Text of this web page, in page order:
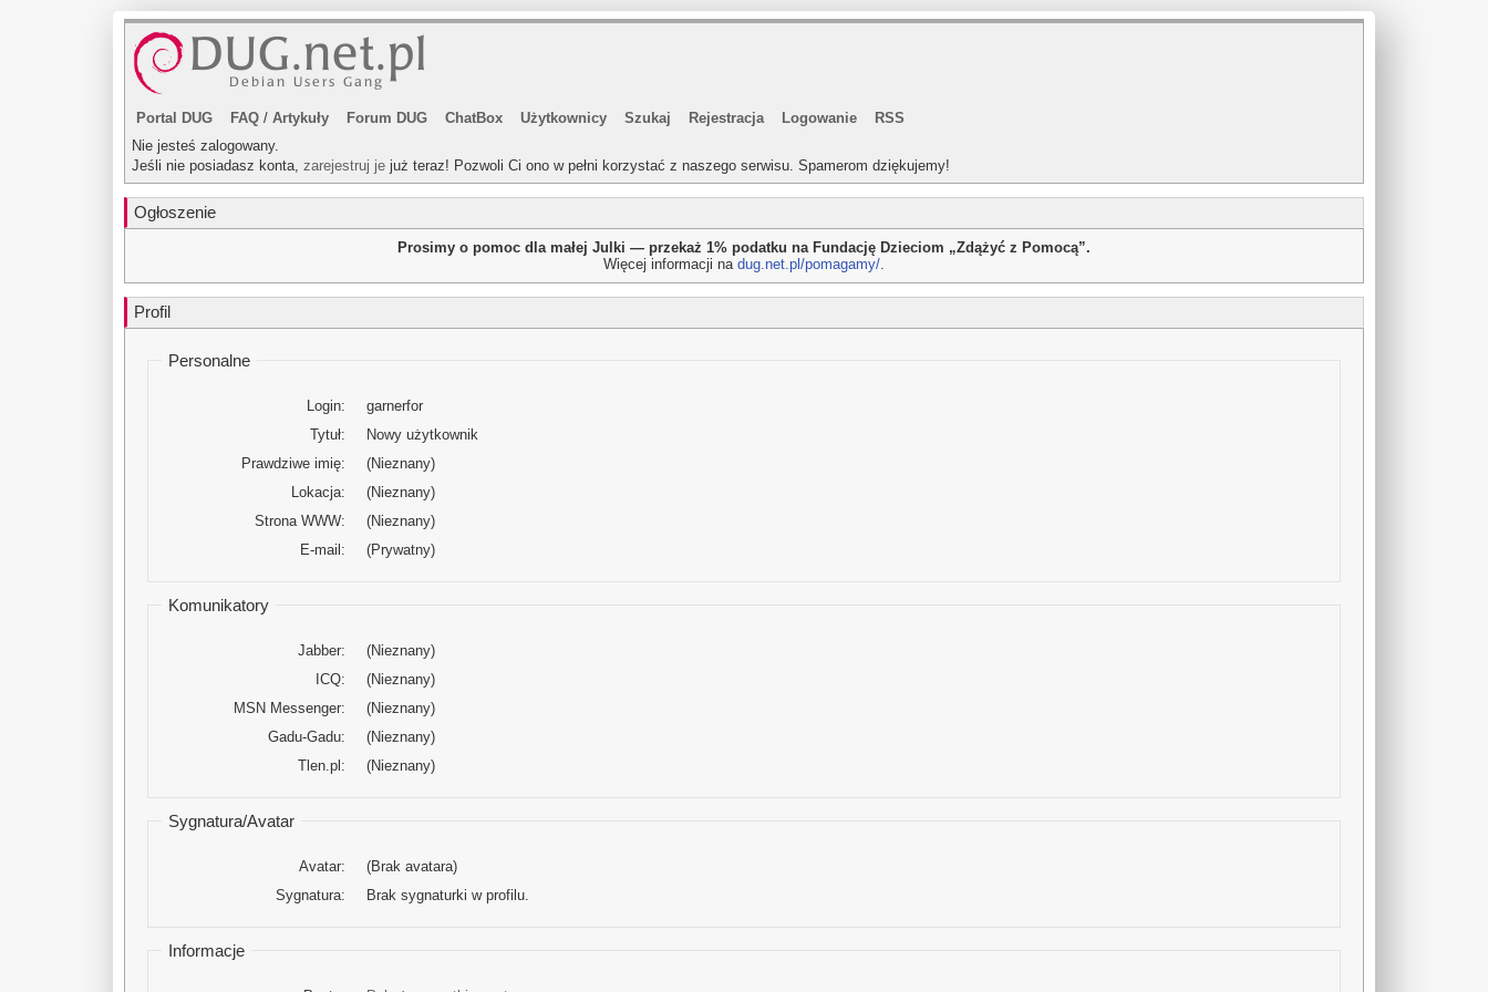
Portal DUG FAQ / Artykuły Forum DUG ChatBox Użytkownicy Szukaj Rejestracja Logowanie
RSS
Nie jesteś zalogowany.
Jeśli nie posiadasz konta, zarejestruj je już teraz! Pozwoli Ci ono w pełni korzystać z naszego serwisu. Spamerom dziękujemy!
Ogłoszenie
Prosimy o pomoc dla małej Julki — przekaż 1% podatku na Fundację Dzieciom „Zdążyć z Pomocą”.
Więcej informacji na dug.net.pl/pomagamy/.
Profil
Personalne
Login:
garnerfor
Tytuł:
Nowy użytkownik
Prawdziwe imię:
(Nieznany)
Lokacja:
(Nieznany)
Strona WWW:
(Nieznany)
E-mail:
(Prywatny)
Komunikatory
Jabber:
(Nieznany)
ICQ:
(Nieznany)
MSN Messenger:
(Nieznany)
Gadu-Gadu:
(Nieznany)
Tlen.pl:
(Nieznany)
Sygnatura/Avatar
Avatar:
(Brak avatara)
Sygnatura:
Brak sygnaturki w profilu.
Informacje